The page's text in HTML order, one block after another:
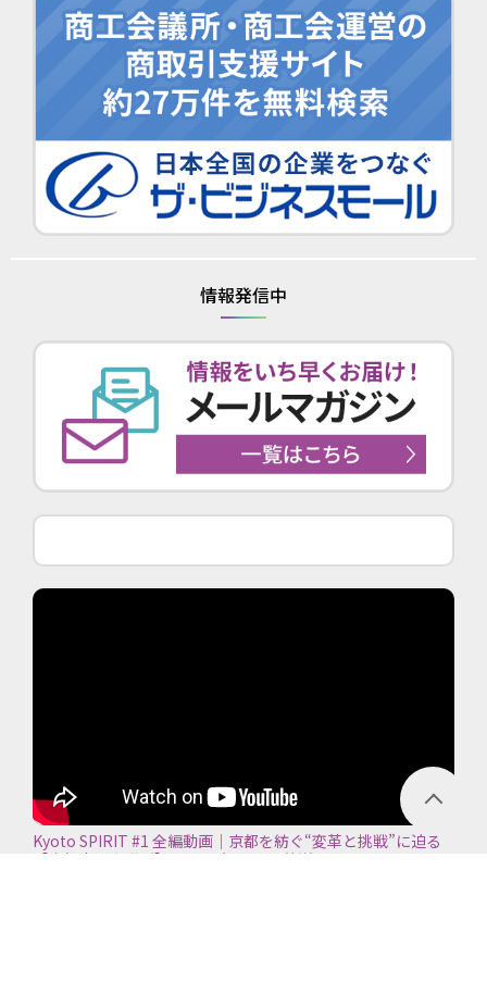
情報発信中
Kyoto SPIRIT #1 全編動画｜京都を紡ぐ“変革と挑戦”に迫る
【京都商工会議所】＜2026年7月5日放送＞